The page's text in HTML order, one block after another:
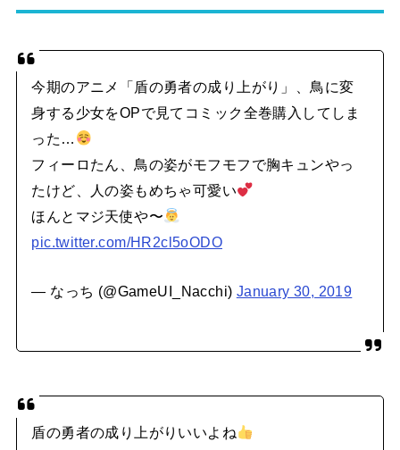
今期のアニメ「盾の勇者の成り上がり」、鳥に変
身する少女をOPで見てコミック全巻購入してしま
った…
フィーロたん、鳥の姿がモフモフで胸キュンやっ
たけど、人の姿もめちゃ可愛い
ほんとマジ天使や〜
pic.twitter.com/HR2cl5oODO
— なっち (@GameUI_Nacchi) January 30, 2019
盾の勇者の成り上がりいいよね